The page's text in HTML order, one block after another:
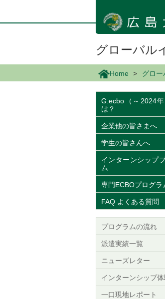
ン
グローバル
Home グロー
G.ecbo（～2024
は？
企業他の皆さまへ
学生の皆さんへ
インターンシップ
ム
専門ECBOプログラ
FAQ よくある質問
プログラムの流れ
派遣実績一覧
ニューズレター
インターンシップ
一口現地レポート